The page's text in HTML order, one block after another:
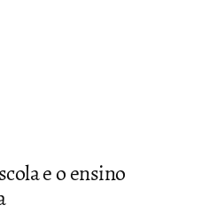
e o ensino